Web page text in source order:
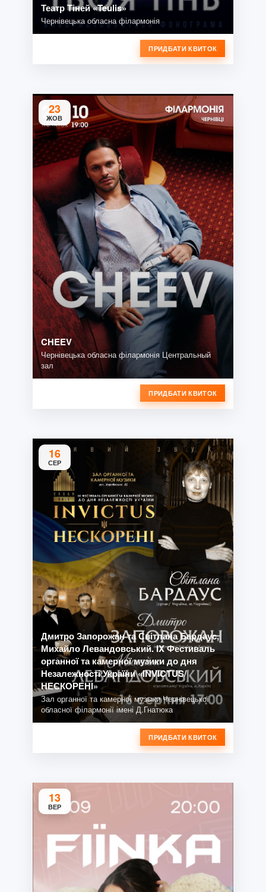
Театр Тіней «Teulis»
Чернівецька обласна філармонія
ПРИДБАТИ КВИТОК
23
ЖОВ
CHEEV
Чернівецька обласна філармонія Центральный
зал
ПРИДБАТИ КВИТОК
16
СЕР
Дмитро Запорожан та Світлана Бардаус,
Михайло Левандовський. IX Фестиваль
органної та камерної музики до дня
Незалежності України «INVICTUS/
НЕСКОРЕНІ»
Зал органної та камерної музыки Чернівецької
обласної філармонії імені Д.Гнатюка
ПРИДБАТИ КВИТОК
13
ВЕР